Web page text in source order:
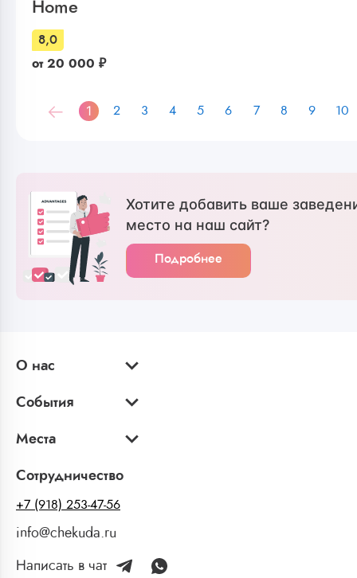
Home
8,0
от 20 000 ₽
1 2 3 4 5 6 7 8 9 10
Хотите добавить ваше
место на наш сайт?
Подробнее
О нас
События
Места
Сотрудничество
+7 (918) 253-47-56
info@chekuda.ru
Написать в чат